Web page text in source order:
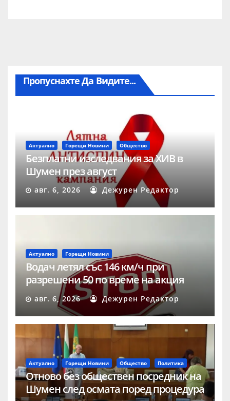
Пропуснахте Да Видите...
Актуално Горещи Новини Общество
Безплатни изследвания за ХИВ в
Шумен през август
авг. 6, 2026 Дежурен Редактор
Актуално Горещи Новини
Водач летял със 146 км/ч при
разрешени 50 по време на акция
„Скорост“ в Шумен
авг. 6, 2026 Дежурен Редактор
Актуално Горещи Новини Общество Политика
Отново без обществен посредник на
Шумен след осмата поред процедура